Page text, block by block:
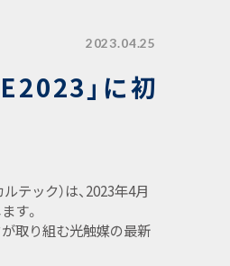
2023.04.25
」に初
テック）は、2023年4月
す。
が取り組む光触媒の最新